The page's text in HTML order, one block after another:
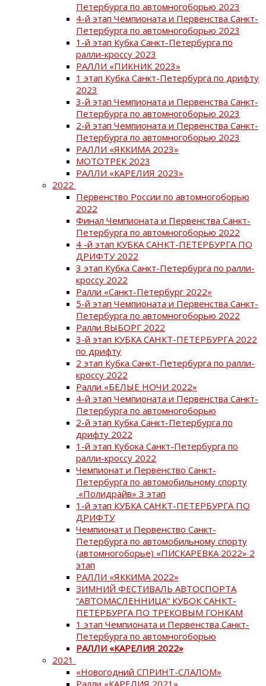
Петербурга по автомногоборью 2023
4-й этап Чемпионата и Первенства Санкт-
Петербурга по автомногоборью 2023
1-й этап Кубка Санкт-Петербурга по
ралли-кроссу 2023
РАЛЛИ «ПИКНИК 2023»
1 этап Кубка Санкт-Петербурга по дрифту
2023
3-й этап Чемпионата и Первенства Санкт-
Петербурга по автомногоборью 2023
2-й этап Чемпионата и Первенства Санкт-
Петербурга по автомногоборью 2023
РАЛЛИ «ЯККИМА 2023»
МОТОТРЕК 2023
РАЛЛИ «КАРЕЛИЯ 2023»
2022
Первенство России по автомногоборью
2022
Финал Чемпионата и Первенства Санкт-
Петербурга по автомногоборью 2022
4 -й этап КУБКА САНКТ-ПЕТЕРБУРГА ПО
ДРИФТУ 2022
3 этап Кубка Санкт-Петербурга по ралли-
кроссу 2022
Ралли «Санкт-Петербург 2022»
5-й этап Чемпионата и Первенства Санкт-
Петербурга по автомногоборью 2022
Ралли ВЫБОРГ 2022
3-й этап КУБКА САНКТ-ПЕТЕРБУРГА 2022
по дрифту
2 этап Кубка Санкт-Петербурга по ралли-
кроссу 2022
Ралли «БЕЛЫЕ НОЧИ 2022»
4-й этап Чемпионата и Первенства Санкт-
Петербурга по автомногоборью
2-й этап Кубка Санкт-Петербурга по
дрифту 2022
1-й этап Кубока Санкт-Петербурга по
ралли-кроссу 2022
Чемпионат и Первенство Санкт-
Петербурга по автомобильному спорту
«Полидрайв» 3 этап
1-й этап КУБКА САНКТ-ПЕТЕРБУРГА ПО
ДРИФТУ
Чемпионат и Первенство Санкт-
Петербурга по автомобильному спорту
(автомногоборье) «ПИСКАРЕВКА 2022» 2
этап
РАЛЛИ «ЯККИМА 2022»
ЗИМНИЙ ФЕСТИВАЛЬ АВТОСПОРТА
“АВТОМАСЛЕННИЦА” КУБОК САНКТ-
ПЕТЕРБУРГА ПО ТРЕКОВЫМ ГОНКАМ
1 этап Чемпионата и Первенства Санкт-
Петербурга по автомногоборью
РАЛЛИ «КАРЕЛИЯ 2022»
2021
«Новогодний СПРИНТ-СЛАЛОМ»
Ралли «КАРЕЛИЯ 2021»